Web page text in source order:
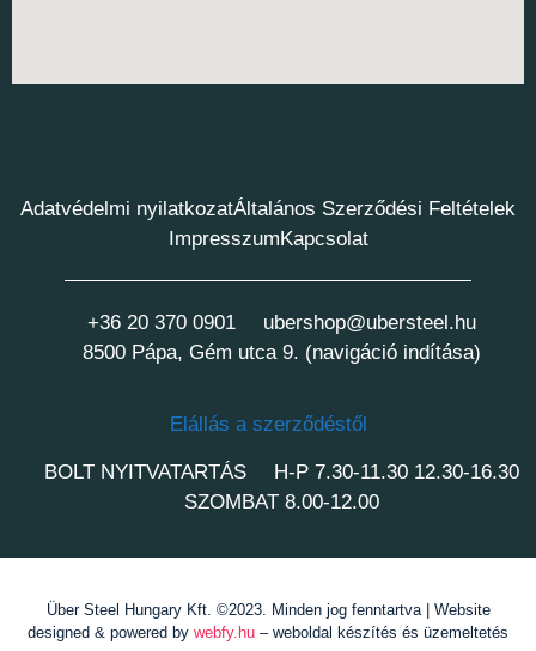
Adatvédelmi nyilatkozatÁltalános Szerződési Feltételek
Impresszum Kapcsolat
+36 20 370 0901
ubershop@ubersteel.hu
8500 Pápa, Gém utca 9. (navigáció indítása)
Elállás a szerződéstől
BOLT NYITVATARTÁS
H-P 7.30-11.30 12.30-16.30
SZOMBAT 8.00-12.00
Über Steel Hungary Kft. ©2023. Minden jog fenntartva | Website
designed & powered by webfy.hu – weboldal készítés és üzemeltetés